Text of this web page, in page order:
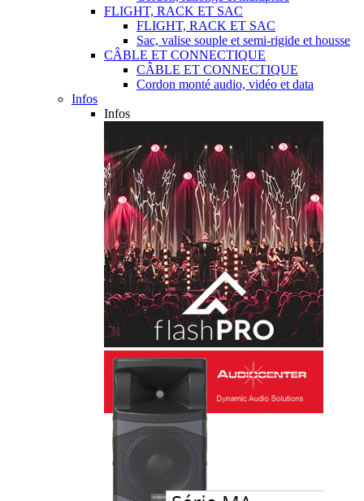
FLIGHT, RACK ET SAC
FLIGHT, RACK ET SAC
Sac, valise souple et semi-rigide et housse
CÂBLE ET CONNECTIQUE
CÂBLE ET CONNECTIQUE
Cordon monté audio, vidéo et data
Infos
Infos